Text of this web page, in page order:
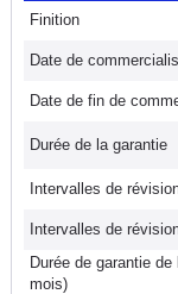
Finition
Date de
Date de fin de
Durée de la garantie
Intervalles de
Intervalles de
Durée de garantie
mois)